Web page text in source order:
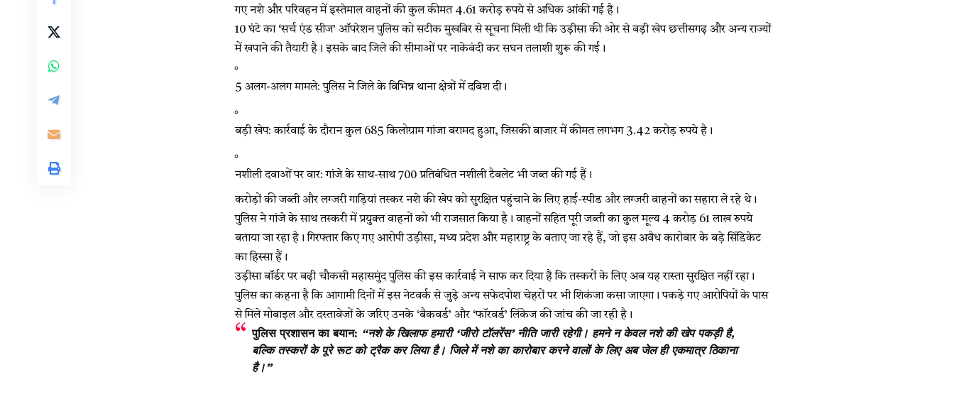
गए नशे और परिवहन में इस्तेमाल वाहनों की कुल कीमत 4.61 करोड़ रुपये से अधिक आंकी गई है।
10 घंटे का ‘सर्च एंड सीज’ ऑपरेशन पुलिस को सटीक मुखबिर से सूचना मिली थी कि उड़ीसा की ओर से बड़ी खेप छत्तीसगढ़ और अन्य राज्यों
में खपाने की तैयारी है। इसके बाद जिले की सीमाओं पर नाकेबंदी कर सघन तलाशी शुरू की गई।
5 अलग-अलग मामले: पुलिस ने जिले के विभिन्न थाना क्षेत्रों में दबिश दी।
बड़ी खेप: कार्रवाई के दौरान कुल 685 किलोग्राम गांजा बरामद हुआ, जिसकी बाजार में कीमत लगभग 3.42 करोड़ रुपये है।
नशीली दवाओं पर वार: गांजे के साथ-साथ 700 प्रतिबंधित नशीली टैबलेट भी जब्त की गई हैं।
करोड़ों की जब्ती और लग्जरी गाड़ियां तस्कर नशे की खेप को सुरक्षित पहुंचाने के लिए हाई-स्पीड और लग्जरी वाहनों का सहारा ले रहे थे।
पुलिस ने गांजे के साथ तस्करी में प्रयुक्त वाहनों को भी राजसात किया है। वाहनों सहित पूरी जब्ती का कुल मूल्य 4 करोड़ 61 लाख रुपये
बताया जा रहा है। गिरफ्तार किए गए आरोपी उड़ीसा, मध्य प्रदेश और महाराष्ट्र के बताए जा रहे हैं, जो इस अवैध कारोबार के बड़े सिंडिकेट
का हिस्सा हैं।
उड़ीसा बॉर्डर पर बढ़ी चौकसी महासमुंद पुलिस की इस कार्रवाई ने साफ कर दिया है कि तस्करों के लिए अब यह रास्ता सुरक्षित नहीं रहा।
पुलिस का कहना है कि आगामी दिनों में इस नेटवर्क से जुड़े अन्य सफेदपोश चेहरों पर भी शिकंजा कसा जाएगा। पकड़े गए आरोपियों के पास
से मिले मोबाइल और दस्तावेजों के जरिए उनके ‘बैकवर्ड’ और ‘फॉरवर्ड’ लिंकेज की जांच की जा रही है।
पुलिस प्रशासन का बयान: “नशे के खिलाफ हमारी ‘जीरो टॉलरेंस’ नीति जारी रहेगी। हमने न केवल नशे की खेप पकड़ी है,
बल्कि तस्करों के पूरे रूट को ट्रैक कर लिया है। जिले में नशे का कारोबार करने वालों के लिए अब जेल ही एकमात्र ठिकाना
है।”